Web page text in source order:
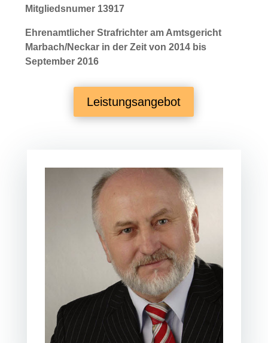
Mitgliedsnumer 13917
Ehrenamtlicher Strafrichter am Amtsgericht
Marbach/Neckar in der Zeit von 2014 bis
September 2016
Leistungsangebot